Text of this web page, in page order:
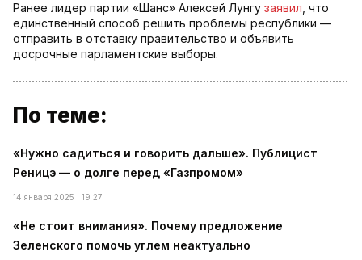
Ранее лидер партии «Шанс» Алексей Лунгу заявил , что
единственный способ решить проблемы республики —
отправить в отставку правительство и объявить
досрочные парламентские выборы.
По теме:
«Нужно садиться и говорить дальше». Публицист
Реницэ — о долге перед «Газпромом»
14 января 2025 | 19:27
«Не стоит внимания». Почему предложение
Зеленского помочь углем неактуально